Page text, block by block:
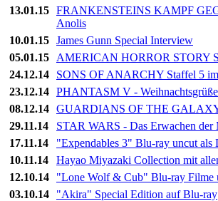
13.01.15 FRANKENSTEINS KAMPF
Anolis
10.01.15 James Gunn Special Interview
05.01.15
AMERICAN HORROR STORY
24.12.14
SONS OF ANARCHY Staffel 5
23.12.14 PHANTASM V -
08.12.14 GUARDIANS OF THE GALAXY
29.11.14
STAR WARS - Das Erwachen der
17.11.14
"Expendables 3" Blu-ray uncut als
10.11.14
Hayao Miyazaki Collection mit
12.10.14
"Lone Wolf & Cub" Blu-ray Filme
03.10.14
"Akira" Special Edition auf Blu-ray